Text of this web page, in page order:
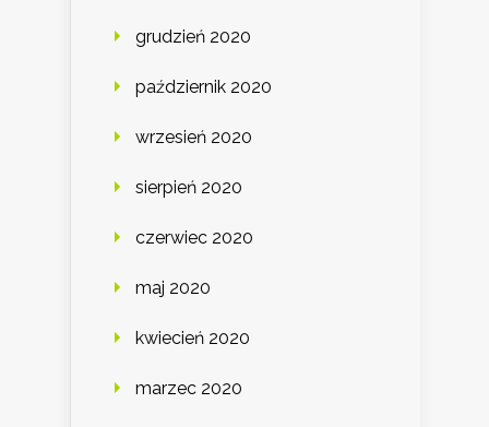
grudzień 2020
październik 2020
wrzesień 2020
sierpień 2020
czerwiec 2020
maj 2020
kwiecień 2020
marzec 2020